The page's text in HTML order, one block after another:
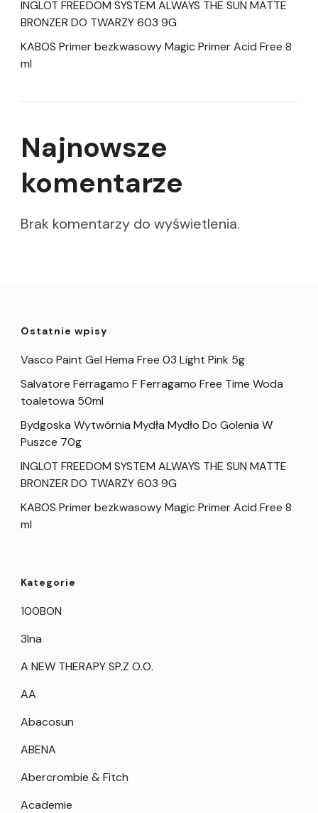
INGLOT FREEDOM SYSTEM ALWAYS THE SUN MATTE
BRONZER DO TWARZY 603 9G
KABOS Primer bezkwasowy Magic Primer Acid Free 8
ml
Najnowsze
komentarze
Brak komentarzy do wyświetlenia.
Ostatnie wpisy
Vasco Paint Gel Hema Free 03 Light Pink 5g
Salvatore Ferragamo F Ferragamo Free Time Woda
toaletowa 50ml
Bydgoska Wytwórnia Mydła Mydło Do Golenia W
Puszce 70g
INGLOT FREEDOM SYSTEM ALWAYS THE SUN MATTE
BRONZER DO TWARZY 603 9G
KABOS Primer bezkwasowy Magic Primer Acid Free 8
ml
Kategorie
100BON
3Ina
A NEW THERAPY SP.Z O.O.
AA
Abacosun
ABENA
Abercrombie & Fitch
Academie